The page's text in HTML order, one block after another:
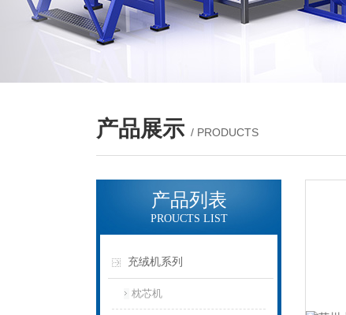
产品展示 / PRODUCTS
产品列表
PROUCTS LIST
充绒机系列
枕芯机